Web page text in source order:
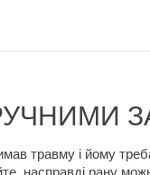
травму і йому
насправді рану